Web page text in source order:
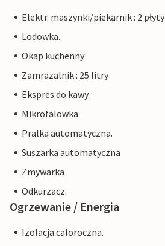
Elektr. maszynki/piekarnik : 2 płyty
Lodowka.
Okap kuchenny
Zamrazalnik : 25 litry
Ekspres do kawy.
Mikrofalowka
Pralka automatyczna.
Suszarka automatyczna
Zmywarka
Odkurzacz.
Ogrzewanie / Energia
Izolacja caloroczna.